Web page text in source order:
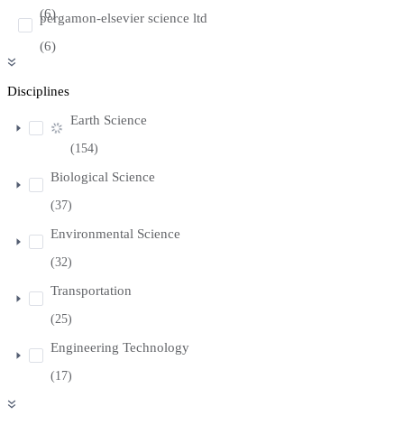
(6)
pergamon-elsevier science ltd
(6)
Disciplines
Earth Science
(154)
Biological Science
(37)
Environmental Science
(32)
Transportation
(25)
Engineering Technology
(17)